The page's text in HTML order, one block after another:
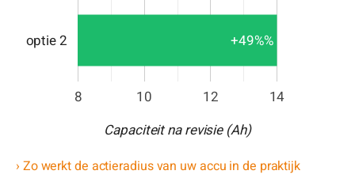
8 10 12 14
optie 2 +49%%
Capaciteit na revisie (Ah)
› Zo werkt de actieradius van uw accu in de praktijk